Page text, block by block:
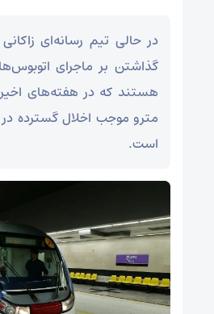
در حالی تیم رسانه‌ای
گذاشتن بر ماجرای
هستند که در هفته‌های
مترو موجب اخلال گسترده
است.